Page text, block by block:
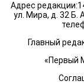
Адрес
ул. Мира, д. 32 Б.
Главный
«Первый